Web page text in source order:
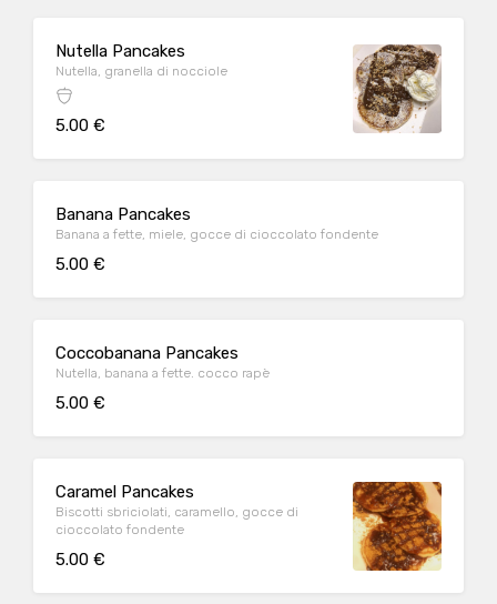
Nutella Pancakes
Nutella, granella di nocciole
5.00 €
Banana Pancakes
Banana a fette, miele, gocce di cioccolato fondente
5.00 €
Coccobanana Pancakes
Nutella, banana a fette. cocco rapè
5.00 €
Caramel Pancakes
Biscotti sbriciolati, caramello, gocce di
cioccolato fondente
5.00 €